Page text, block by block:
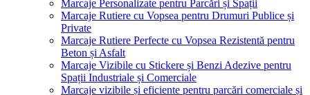
Marcaje Personalizate pentru Parcări și Spații
Marcaje Rutiere cu Vopsea pentru Drumuri Publice și
Private
Marcaje Rutiere Perfecte cu Vopsea Rezistentă pentru
Beton și Asfalt
Marcaje Vizibile cu Stickere și Benzi Adezive pentru
Spații Industriale și Comerciale
Marcaje vizibile și eficiente pentru parcări comerciale și